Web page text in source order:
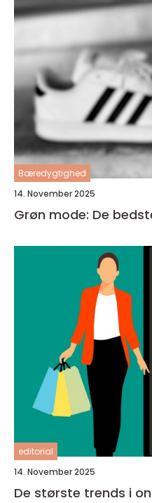
Bæredygtighed
14. November 2025
Grøn mode: De
editorial
14. November 2025
De største trends i